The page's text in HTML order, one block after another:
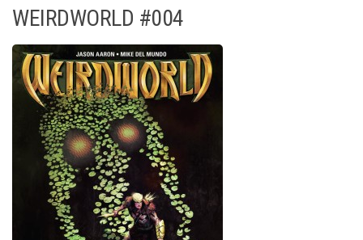
WEIRDWORLD #004